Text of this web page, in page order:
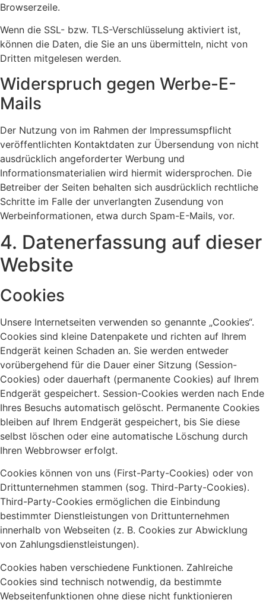
Browserzeile.
Wenn die SSL- bzw. TLS-Verschlüsselung aktiviert ist,
können die Daten, die Sie an uns übermitteln, nicht von
Dritten mitgelesen werden.
Widerspruch gegen Werbe-E-
Mails
Der Nutzung von im Rahmen der Impressumspflicht
veröffentlichten Kontaktdaten zur Übersendung von nicht
ausdrücklich angeforderter Werbung und
Informationsmaterialien wird hiermit widersprochen. Die
Betreiber der Seiten behalten sich ausdrücklich rechtliche
Schritte im Falle der unverlangten Zusendung von
Werbeinformationen, etwa durch Spam-E-Mails, vor.
4. Datenerfassung auf dieser
Website
Cookies
Unsere Internetseiten verwenden so genannte „Cookies“.
Cookies sind kleine Datenpakete und richten auf Ihrem
Endgerät keinen Schaden an. Sie werden entweder
vorübergehend für die Dauer einer Sitzung (Session-
Cookies) oder dauerhaft (permanente Cookies) auf Ihrem
Endgerät gespeichert. Session-Cookies werden nach Ende
Ihres Besuchs automatisch gelöscht. Permanente Cookies
bleiben auf Ihrem Endgerät gespeichert, bis Sie diese
selbst löschen oder eine automatische Löschung durch
Ihren Webbrowser erfolgt.
Cookies können von uns (First-Party-Cookies) oder von
Drittunternehmen stammen (sog. Third-Party-Cookies).
Third-Party-Cookies ermöglichen die Einbindung
bestimmter Dienstleistungen von Drittunternehmen
innerhalb von Webseiten (z. B. Cookies zur Abwicklung
von Zahlungsdienstleistungen).
Cookies haben verschiedene Funktionen. Zahlreiche
Cookies sind technisch notwendig, da bestimmte
Webseitenfunktionen ohne diese nicht funktionieren